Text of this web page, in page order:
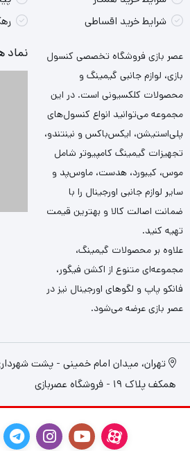
شرایط خرید اقساطی
عصر بازی فروشگاه تخصصی کنسول
بازی، لوازم جانبی گیمینگ و
محصولات کلکسیونی است. در این
مجموعه می‌توانید انواع کنسول‌های
پلی‌استیشن، ایکس‌باکس و نینتندو،
تجهیزات گیمینگ کامپیوتر شامل
موس، کیبورد، هدست، ماوس‌پد و
سایر لوازم جانبی اورجینال را با
ضمانت اصالت کالا و بهترین قیمت
تهیه کنید.
علاوه بر محصولات گیمینگ،
مجموعه‌ای متنوع از اکشن فیگور،
فانکو پاپ و لگوهای اورجینال نیز در
عصر بازی عرضه می‌شود.
نماد
تهران، میدان امام خمینی - پشت
همکف پلاک 19 - فروشگاه عصربازی